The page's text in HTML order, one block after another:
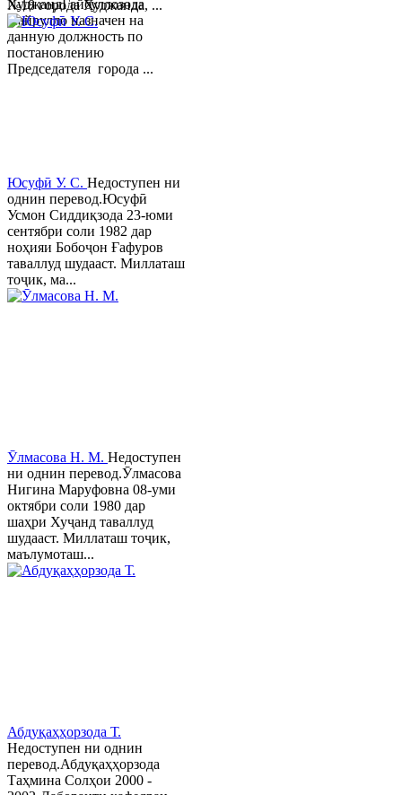
ХуджандГайбуллозода
Хайрулло назначен на
данную должность по
постановлению
Председателя города ...
№18 города Худжанда, ...
Юсуфӣ У. C. Недоступен ни
однин перевод.Юсуфӣ
Усмон Сиддиқзода 23-юми
сентябри соли 1982 дар
ноҳияи Бобоҷон Ғафуров
таваллуд шудааст. Миллаташ
тоҷик, ма...
Ӯлмасова Н. М. Недоступен
ни однин перевод.Ӯлмасова
Нигина Маруфовна 08-уми
октябри соли 1980 дар
шаҳри Хуҷанд таваллуд
шудааст. Миллаташ тоҷик,
маълумоташ...
Абдуқаҳҳорзода Т.
Недоступен ни однин
перевод.Абдуқаҳҳорзода
Таҳмина Солҳои 2000 -